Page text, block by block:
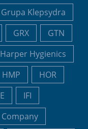
Grupa Klepsydra
GRX
GTN
Harper Hygienics
HMP
HOR
IFI
Company